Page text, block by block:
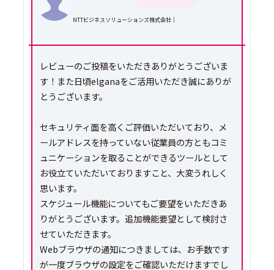
NTTビジネスソリューションズ株式会社｜
レビューのご投稿をいただきありがとうございま
す！また日頃elganaをご活用いただき誠にありが
とうございます。
セキュリティ面を高くご評価いただいており、メ
ールアドレスを持っていない従業員の方ともコミ
ュニケーションを取ることができるツールとして
お役立ていただいておりますこと、大変うれしく
思います。
スケジュール機能についてもご要望をいただきあ
りがとうございます。追加機能要望として検討さ
せていただきます。
Webブラウザの通知につきましては、お手数です
が一度ブラウザの設定をご確認いただけますでし